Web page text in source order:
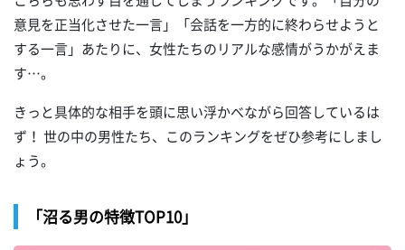
意見を正当化させた一言」「会話を一方的に終わらせようと
する一言」あたりに、女性たちのリアルな感情がうかがえま
す…。
きっと具体的な相手を頭に思い浮かべながら回答しているは
ず！ 世の中の男性たち、このランキングをぜひ参考にしまし
ょう。
「沼る男の特徴TOP10」